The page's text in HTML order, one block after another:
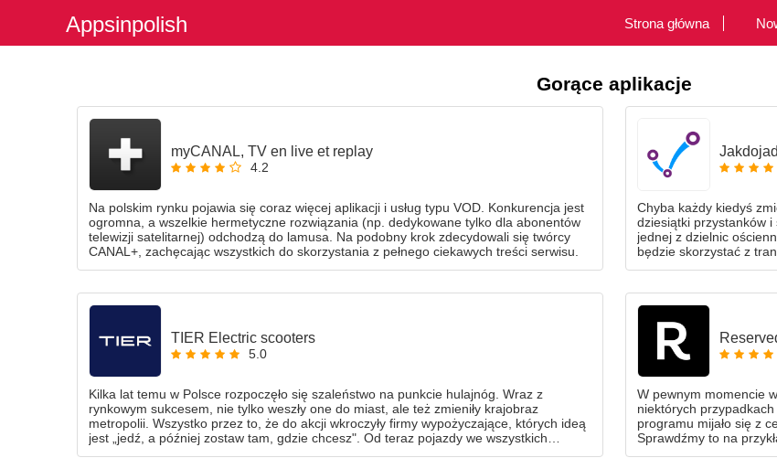
Appsinpolish Strona główna
Gorące aplikacje
myCANAL, TV en live et replay
4.2
Na polskim rynku pojawia się coraz więcej aplikacji i usług typu VOD. Konkurencja jest
ogromna, a wszelkie hermetyczne rozwiązania (np. dedykowane tylko dla abonentów
telewizji satelitarnej) odchodzą do lamusa. Na podobny krok zdecydowali się twórcy
CANAL+, zachęcając wszystkich do skorzystania z pełnego ciekawych treści serwisu.
Chyba każdy kiedyś
dziesiątki przystanków
jednej z dzielnic
będzie skorzystać z
TIER Electric scooters
5.0
Kilka lat temu w Polsce rozpoczęło się szaleństwo na punkcie hulajnóg. Wraz z
rynkowym sukcesem, nie tylko weszły one do miast, ale też zmieniły krajobraz
metropolii. Wszystko przez to, że do akcji wkroczyły firmy wypożyczające, których ideą
jest „jedź, a później zostaw tam, gdzie chcesz". Od teraz pojazdy we wszystkich
W pewnym momencie
niektórych
programu mijało się z
Sprawdźmy to na